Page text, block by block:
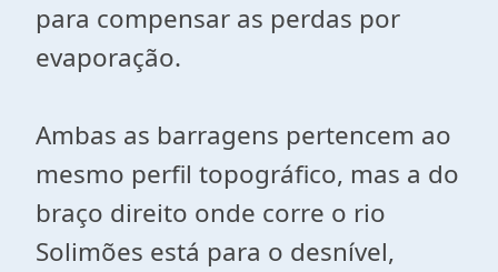
para compensar as perdas por
evaporação.
Ambas as barragens pertencem ao
mesmo perfil topográfico, mas a do
braço direito onde corre o rio
Solimões está para o desnível,